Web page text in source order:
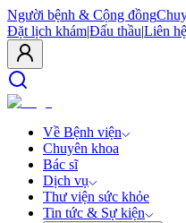
Người bệnh & Cộng đồng
Đặt lịch khám|Đấu thầu|Liên hệ
Về Bệnh viện
Chuyên khoa
Bác sĩ
Dịch vụ
Thư viện sức khỏe
Tin tức & Sự kiện